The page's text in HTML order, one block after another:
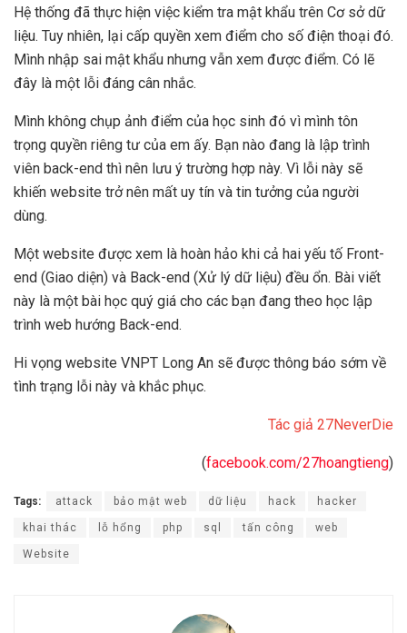
Hệ thống đã thực hiện việc kiểm tra mật khẩu trên Cơ sở dữ
liệu. Tuy nhiên, lại cấp quyền xem điểm cho số điện thoại đó.
Mình nhập sai mật khẩu nhưng vẫn xem được điểm. Có lẽ
đây là một lỗi đáng cân nhắc.
Mình không chụp ảnh điểm của học sinh đó vì mình tôn
trọng quyền riêng tư của em ấy. Bạn nào đang là lập trình
viên back-end thì nên lưu ý trường hợp này. Vì lỗi này sẽ
khiến website trở nên mất uy tín và tin tưởng của người
dùng.
Một website được xem là hoàn hảo khi cả hai yếu tố Front-
end (Giao diện) và Back-end (Xử lý dữ liệu) đều ổn. Bài viết
này là một bài học quý giá cho các bạn đang theo học lập
trình web hướng Back-end.
Hi vọng website VNPT Long An sẽ được thông báo sớm về
tình trạng lỗi này và khắc phục.
Tác giả 27NeverDie
(facebook.com/27hoangtieng)
Tags: attack bảo mật web dữ liệu hack hacker
khai thác lỗ hổng php sql tấn công web
Website